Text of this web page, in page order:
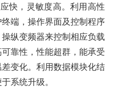
快，灵敏度高。利用高性
端，操作界面及控制程序
纵变频器来控制相应负载
靠性，性能超群，能承受
变化。利用数据模块化结
系统升级。